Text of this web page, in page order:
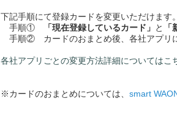
下記手順にて登録カードを変更いただけます。
手順①
「現在登録しているカード」 と
手順② カードのおまとめ後、各社アプリ
各社アプリごとの変更方法詳細についてはこ
※カードのおまとめについては、 smart